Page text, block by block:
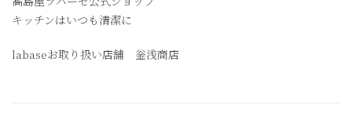
キッチンはいつも清潔に
labaseお取り扱い店舗 釡浅商店